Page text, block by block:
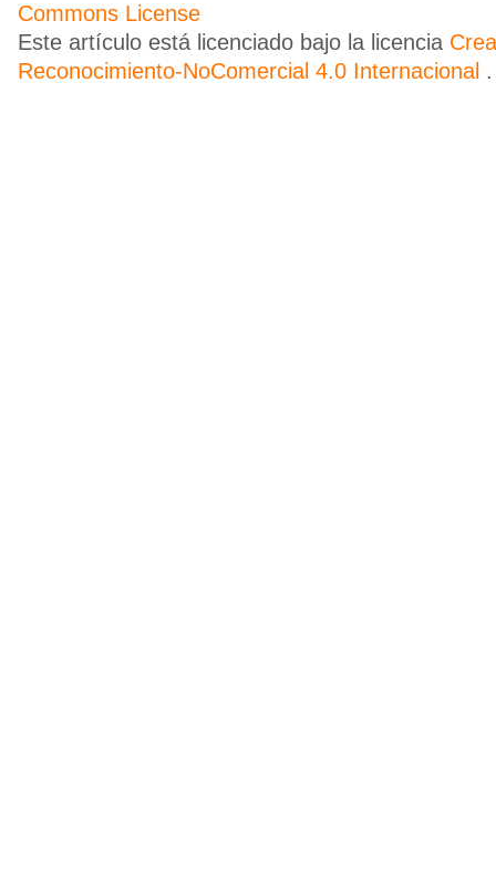
Este artículo está licenciado bajo la licencia
Reconocimiento-NoComercial 4.0 Internacional .